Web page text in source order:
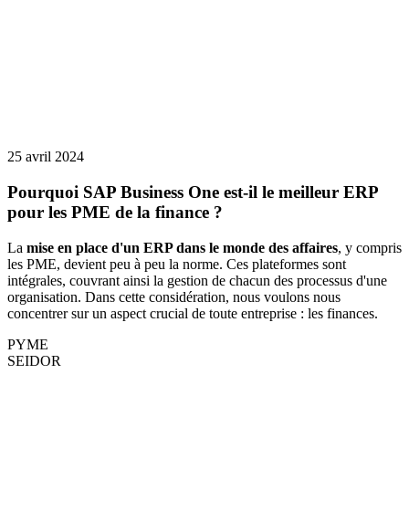
25 avril 2024
Pourquoi SAP Business One est-il le meilleur ERP
pour les PME de la finance ?
La mise en place d'un ERP dans le monde des affaires, y compris
les PME, devient peu à peu la norme. Ces plateformes sont
intégrales, couvrant ainsi la gestion de chacun des processus d'une
organisation. Dans cette considération, nous voulons nous
concentrer sur un aspect crucial de toute entreprise : les finances.
PYME
SEIDOR